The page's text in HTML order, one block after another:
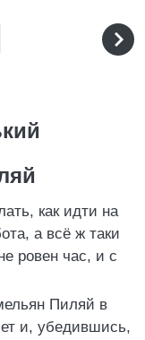
как идти на
а всё ж таки
ровен час, и с
Пиляй в
и, убедившись,